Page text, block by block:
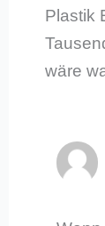
Plastik
wäre